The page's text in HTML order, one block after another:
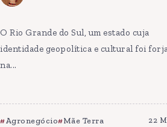
O Rio Grande do Sul, um estado cuja
identidade geopolítica e cultural foi
na...
Agronegócio Mãe Terra 22